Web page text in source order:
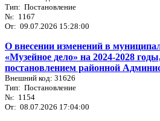
Тип: Постановление
№: 1167
От: 09.07.2026 15:28:00
О внесении изменений в
«Музейное дело» на 2024-2028
постановлением районной
Внешний код: 31626
Тип: Постановление
№: 1154
От: 08.07.2026 17:04:00